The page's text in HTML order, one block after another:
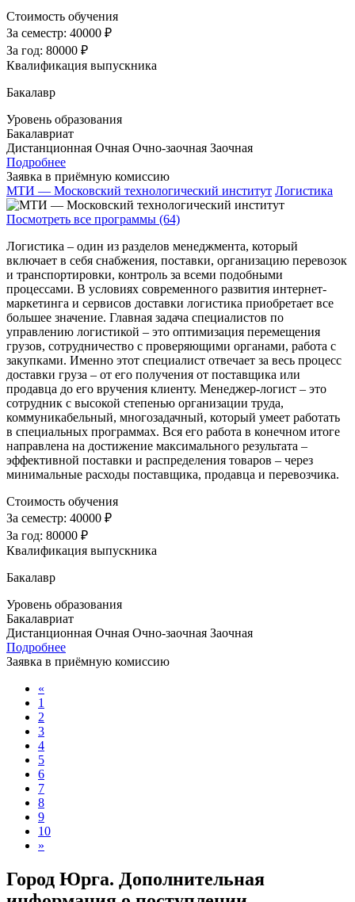
Стоимость обучения
За семестр: 40000 ₽
За год: 80000 ₽
Квалификация выпускника
Бакалавр
Уровень образования
Бакалавриат
Дистанционная Очная Очно-заочная Заочная
Подробнее
Заявка в приёмную комиссию
МТИ — Московский технологический институт Логистика
Посмотреть все программы (64)
Логистика – один из разделов менеджмента, который
включает в себя снабжения, поставки, организацию перевозок
и транспортировки, контроль за всеми подобными
процессами. В условиях современного развития интернет-
маркетинга и сервисов доставки логистика приобретает все
большее значение. Главная задача специалистов по
управлению логистикой – это оптимизация перемещения
грузов, сотрудничество с проверяющими органами, работа с
закупками. Именно этот специалист отвечает за весь процесс
доставки груза – от его получения от поставщика или
продавца до его вручения клиенту. Менеджер-логист – это
сотрудник с высокой степенью организации труда,
коммуникабельный, многозадачный, который умеет работать
в специальных программах. Вся его работа в конечном итоге
направлена на достижение максимального результата –
эффективной поставки и распределения товаров – через
минимальные расходы поставщика, продавца и перевозчика.
Стоимость обучения
За семестр: 40000 ₽
За год: 80000 ₽
Квалификация выпускника
Бакалавр
Уровень образования
Бакалавриат
Дистанционная Очная Очно-заочная Заочная
Подробнее
Заявка в приёмную комиссию
«
1
2
3
4
5
6
7
8
9
10
»
Город Юрга. Дополнительная